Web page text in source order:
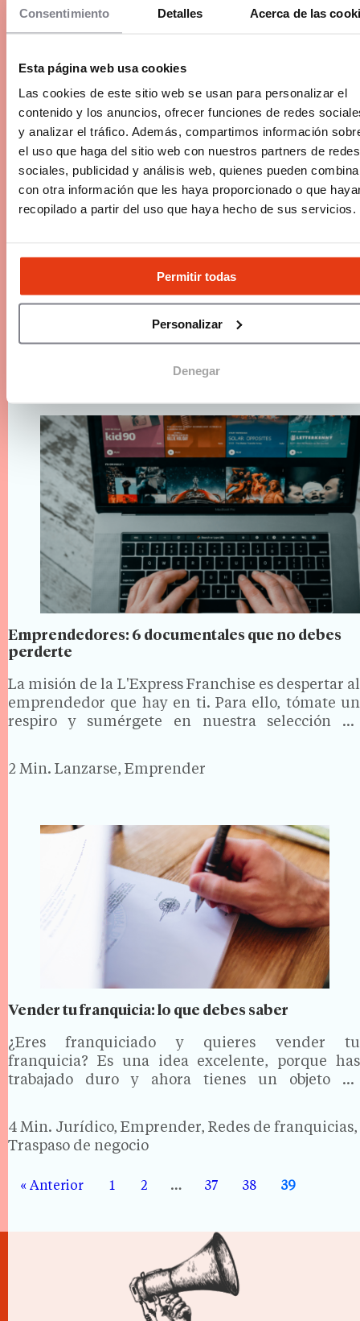
Consentimiento Detalles Acerca de las
Esta página web usa cookies
Las cookies de este sitio web se usan para personalizar el
contenido y los anuncios, ofrecer funciones de redes
y analizar el tráfico. Además, compartimos información
el uso que haga del sitio web con nuestros partners de redes
sociales, publicidad y análisis web, quienes pueden
con otra información que les haya proporcionado o que
recopilado a partir del uso que haya hecho de sus servicios.
Permitir todas
Personalizar
Denegar
La aventura empresarial es emocionante y está
llena de giros y sorpresas. Reuniones,
empresa es como dar la bienvenida a tu primer
bebé. Pero ten cuidado, el camino puede estar
lleno de trampas. Para evitar…
Emprendedores: 6 documentales que no debes
perderte
La misión de la L'Express Franchise es despertar al
emprendedor que hay en ti. Para ello, tómate un
respiro y sumérgete en nuestra selección de
Dale al play y déjate inspirar por estos fascinantes
documentales. 1…
2 Min. Lanzarse, Emprender
Vender tu franquicia: lo que debes saber
¿Eres franquiciado y quieres vender tu
franquicia? Es una idea excelente, porque has
trabajado duro y ahora tienes un objeto de
buena noticia es que, como propietario de este
negocio, tienes el…
4 Min. Jurídico, Emprender, Redes de franquicias,
Traspaso de negocio
« Anterior 1 2 … 37 38 39